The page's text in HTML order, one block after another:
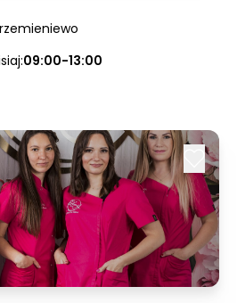
09:00-13:00